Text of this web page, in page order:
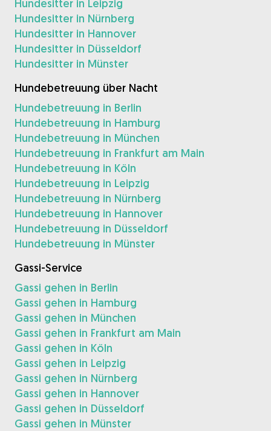
Hundesitter in Leipzig
Hundesitter in Nürnberg
Hundesitter in Hannover
Hundesitter in Düsseldorf
Hundesitter in Münster
Hundebetreuung über Nacht
Hundebetreuung in Berlin
Hundebetreuung in Hamburg
Hundebetreuung in München
Hundebetreuung in Frankfurt am Main
Hundebetreuung in Köln
Hundebetreuung in Leipzig
Hundebetreuung in Nürnberg
Hundebetreuung in Hannover
Hundebetreuung in Düsseldorf
Hundebetreuung in Münster
Gassi-Service
Gassi gehen in Berlin
Gassi gehen in Hamburg
Gassi gehen in München
Gassi gehen in Frankfurt am Main
Gassi gehen in Köln
Gassi gehen in Leipzig
Gassi gehen in Nürnberg
Gassi gehen in Hannover
Gassi gehen in Düsseldorf
Gassi gehen in Münster